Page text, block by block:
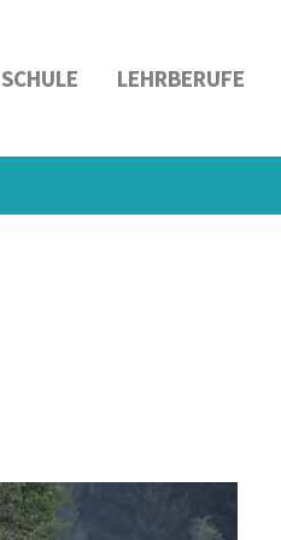
SCHULE LEHRBERUFE